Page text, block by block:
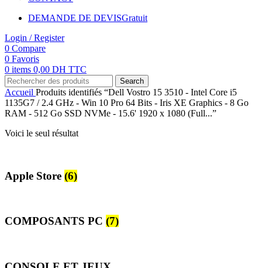
DEMANDE DE DEVISGratuit
Login / Register
0 Compare
0 Favoris
0 items 0,00 DH TTC
Search
Accueil Produits identifiés “Dell Vostro 15 3510 - Intel Core i5
1135G7 / 2.4 GHz - Win 10 Pro 64 Bits - Iris XE Graphics - 8 Go
RAM - 512 Go SSD NVMe - 15.6' 1920 x 1080 (Full...”
Voici le seul résultat
Apple Store (6)
COMPOSANTS PC (7)